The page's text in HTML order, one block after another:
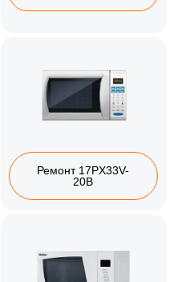
Ремонт 17PX33V-
20B